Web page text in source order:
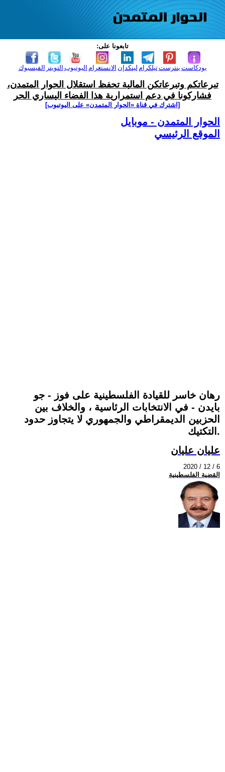
تابعونا على:
الفيسبوك التويتر اليوتيوب الانستغرام لينكدإن تيلكرامبنترست بودكاست
تبرعاتكم وتبرعاتكن المالية تحفظ استقلال الحوار المتمدن،
فشاركونا في دعم استمرارية هذا الفضاء اليساري الحر
[اشترك في قناة ‫«الحوار المتمدن» على اليوتيوب]
الحوار المتمدن - موبايل
الموقع الرئيسي
رهان خاسر للقيادة الفلسطينية على فوز - جو
بايدن - في الانتخابات الرئاسية ، والخلاف بين
الحزبين الديمقراطي والجمهوري لا يتجاوز حدود
التكتيك.
عليان عليان
2020 / 12 / 6
القضية الفلسطينية